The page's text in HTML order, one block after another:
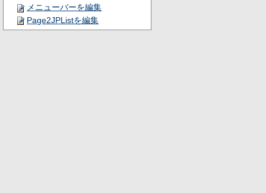
メニューバーを編集
Page2JPListを編集